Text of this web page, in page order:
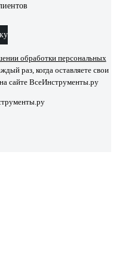
обработки персональных
раз, когда оставляете свои
сайте ВсеИнструменты.ру